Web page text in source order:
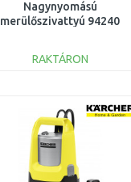
Nagynyomású
merülőszivattyú 94240
RAKTÁRON
Összehasonlítás